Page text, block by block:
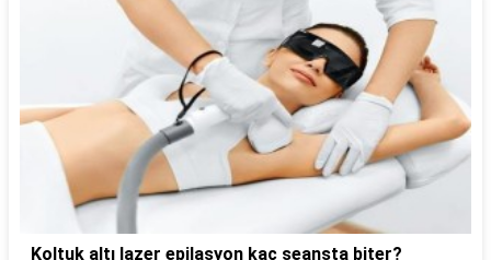
Koltuk altı lazer epilasyon kaç seansta biter?